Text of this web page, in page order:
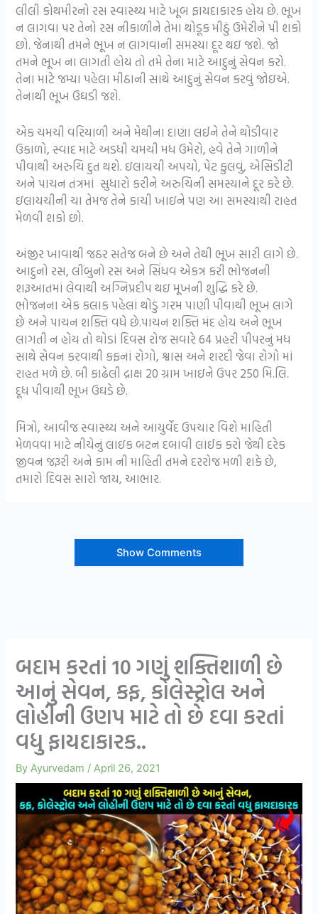
લીલી કોથમીરનો રસ સ્વાસ્થ્ય માટે ખૂબ ફાયદાકારક હોય છે. ભૂખ
ન લાગવા પર તેનો રસ નીકાળીને તેમા થોડૂક મીઠું ઉમેરીને પી શકો
છો. જેનાથી તમને ભૂખ ન લાગવાની સમસ્યા દૂર થઇ જશે. જો
તમને ભૂખ ના લાગતી હોય તો તમે તેના માટે આદુનું સેવન કરો.
તેના માટે જમ્યા પહેલા મીઠાની સાથે આદુનું સેવન કરવું જોઇએ.
તેનાથી ભૂખ ઉઘડી જશે.
એક ચમચી વરિયાળી અને મેથીના દાણા લઈને તેને થોડીવાર
ઉકાળો, સ્વાદ માટે અડધી ચમચી મધ ઉમેરો, હવે તેને ગાળીને
પીવાથી અરુચિ દુત થશે. ઇલાયચી અપચો, પેટ ફુલવું, એસિડીટી
અને પાચન તંત્રમાં સુધારો કરીને અરુચિની સમસ્યાને દૂર કરે છે.
ઇલાયચીની ચા તેમજ તેને કાચી ખાઇને પણ આ સમસ્યાથી રાહત
મેળવી શકો છો.
અંજીર ખાવાથી જઠર સતેજ બને છે અને તેથી ભૂખ સારી લાગે છે.
આદુનો રસ, લીંબુનો રસ અને સિંધવ એકત્ર કરી ભોજનની
શરૂઆતમાં લેવાથી અગ્નિપ્રદીપ થઇ મૂખની શુદ્ધિ કરે છે.
ભોજનના એક કલાક પહેલાં થોડું ગરમ પાણી પીવાથી ભૂખ લાગે
છે અને પાચન શક્તિ વધે છે.પાચન શક્તિ મંદ હોય અને ભૂખ
લાગતી ન હોય તો થોડાં દિવસ રોજ સવારે 64 પ્રહરી પીપરનું મધ
સાથે સેવન કરવાથી કફનાં રોગો, શ્વાસ અને શરદી જેવા રોગો માં
રાહત મળે છે. બી કાઢેલી દ્રાક્ષ 20 ગ્રામ ખાઇને ઉપર 250 મિ.લિ.
દૂધ પીવાથી ભૂખ ઉઘડે છે.
મિત્રો, આવીજ સ્વાસ્થ્ય અને આયુર્વેદ ઉપચાર વિશે માહિતી
મેળવવા માટે નીચેનું લાઇક બટન દબાવી લાઈક કરો જેથી દરેક
જીવન જરૂરી અને કામ ની માહિતી તમને દરરોજ મળી શકે છે,
તમારો દિવસ સારો જાય, આભાર.
Show Comments
બદામ કરતાં 10 ગણું શક્તિશાળી છે
આનું સેવન, કફ, કોલેસ્ટ્રોલ અને
લોહીની ઉણપ માટે તો છે દવા કરતાં
વધુ ફાયદાકારક..
By Ayurvedam / April 26, 2021